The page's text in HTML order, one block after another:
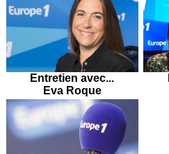
Entretien avec...
Eva Roque